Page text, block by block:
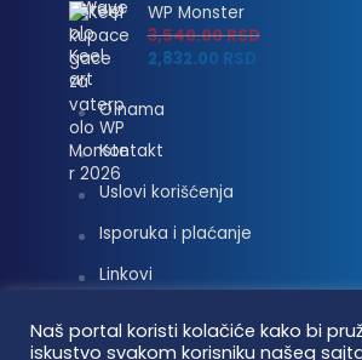
WP Monster
3,540.00RSD
2,832.00 RSD
O nama
Kontakt
Uslovi korišćenja
Isporuka i plaćanje
Linkovi
Naš portal koristi kolačiće kako bi
iskustvo svakom korisniku našeg